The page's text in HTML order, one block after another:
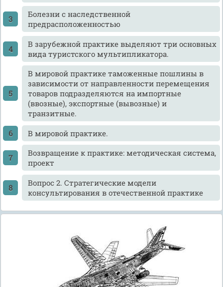
Болезни с наследственной
предрасположенностью
В зарубежной практике выделяют три основных
вида туристского мультипликатора.
В мировой практике таможенные пошлины в
зависимости от направленности перемещения
товаров подразделяются на импортные
(ввозные), экспортные (вывозные) и
транзитные.
В мировой практике.
Возвращение к практике: методическая система,
проект
Вопрос 2. Стратегические модели
консультирования в отечественной практике